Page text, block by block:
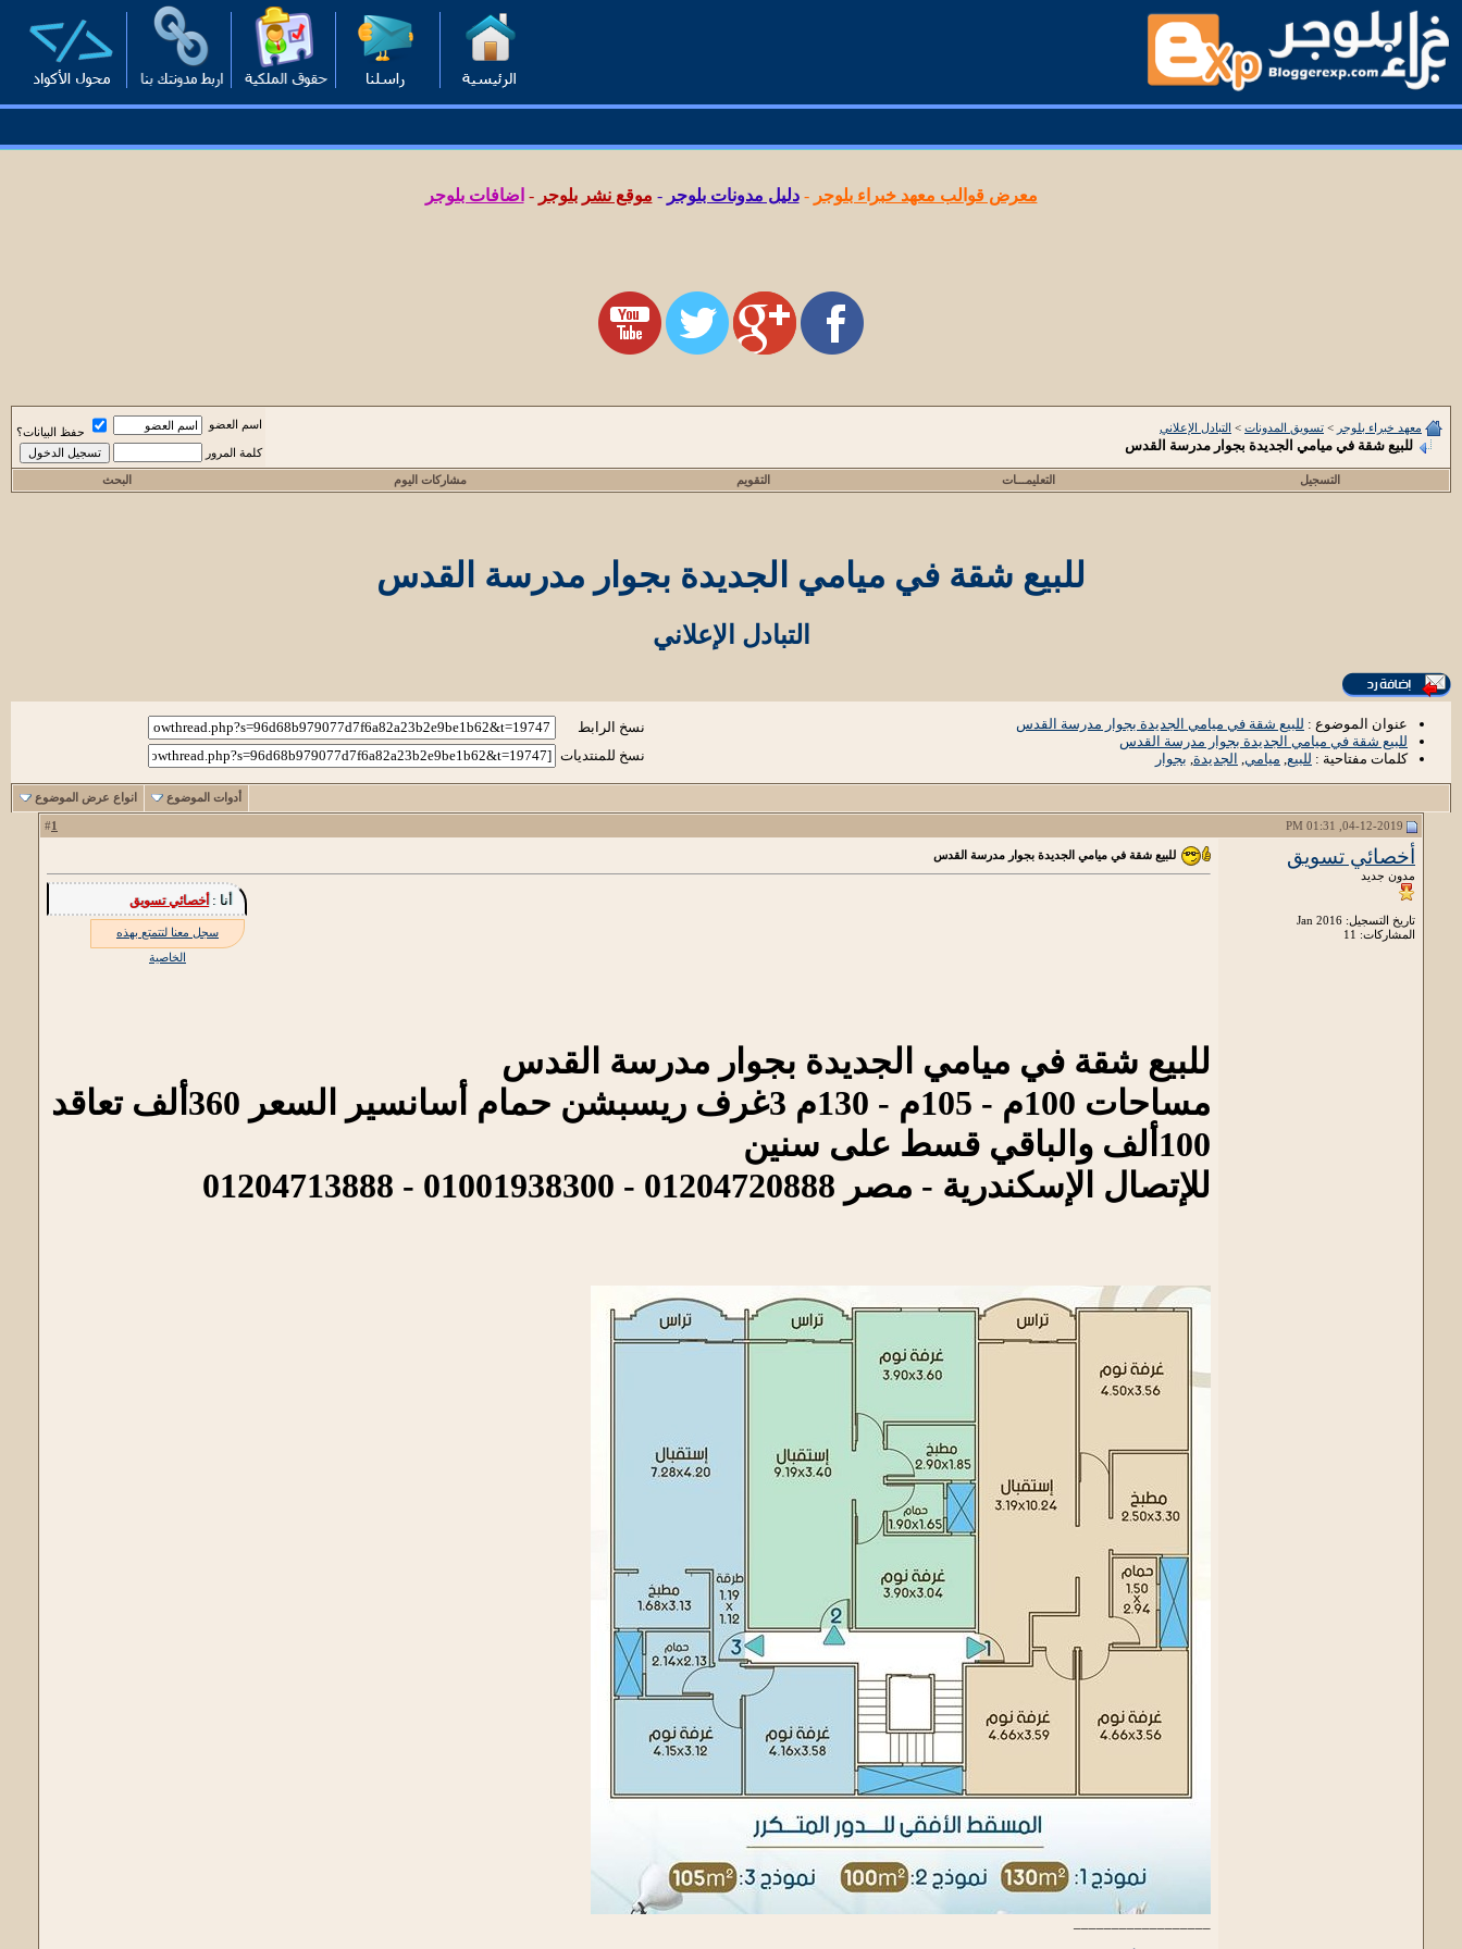
معرض قوالب معهد خبراء بلوجر -دليل مدونات بلوجر - موقع نشر بلوجر - اضافات بلوجر
معهد خبراء بلوجر > تسويق المدونات > التبادل الإعلاني
للبيع شقة في ميامي الجديدة بجوار مدرسة القدس
اسم العضو
حفظ البيانات؟
كلمة المرور
التسجيل التعليمـــات التقويم مشاركات اليوم البحث
للبيع شقة في ميامي الجديدة بجوار مدرسة القدس
التبادل الإعلاني
عنوان الموضوع : للبيع شقة في ميامي الجديدة بجوار مدرسة القدس
للبيع شقة في ميامي الجديدة بجوار مدرسة القدس
كلمات مفتاحية : للبيع, ميامي, الجديدة, بجوار
نسخ الرابط
نسخ للمنتديات
أدوات الموضوع انواع عرض الموضوع
1
أخصائي تسويق
مدون جديد
تاريخ التسجيل: Jan 2016
المشاركات: 11
للبيع شقة في ميامي الجديدة بجوار مدرسة القدس
أنا :أخصائي تسويق
سجل معنا لتتمتع بهذه
الخاصية
للبيع شقة في ميامي الجديدة بجوار مدرسة القدس
مساحات 100م - 105م - 130م 3غرف ريسبشن حمام أسانسير السعر 360ألف تعاقد
100ألف والباقي قسط على سنين
للإتصال الإسكندرية - مصر 01204720888 - 01001938300 - 01204713888